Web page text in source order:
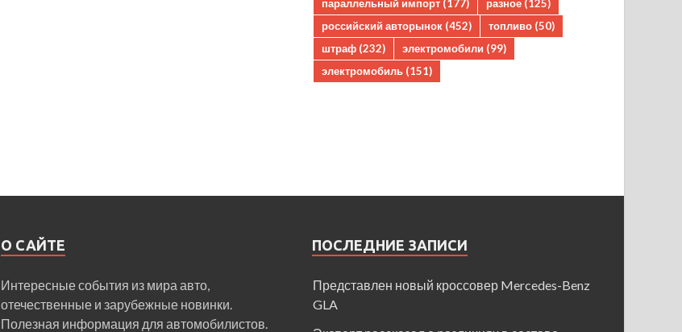
параллельный импорт (177) разное (125)
российский авторынок (452) топливо (50)
штраф (232) электромобили (99)
электромобиль (151)
О САЙТЕ
Интересные события из мира авто,
отечественные и зарубежные новинки.
Полезная информация для автомобилистов.
ПОСЛЕДНИЕ ЗАПИСИ
Представлен новый кроссовер Mercedes-Benz
GLA